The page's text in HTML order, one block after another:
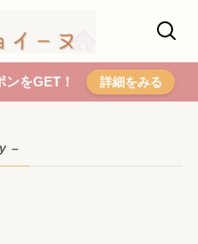
をGET！ 詳細をみる
–